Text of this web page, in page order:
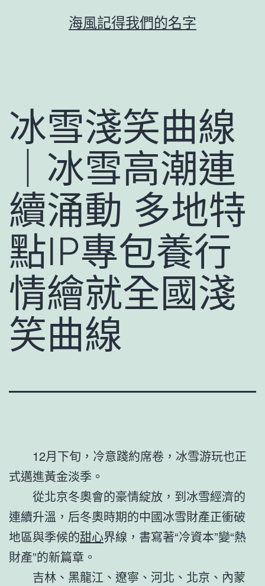
容
海風記得我們的名字
冰雪淺笑曲線
｜冰雪高潮連
續涌動 多地特
點IP專包養行
情繪就全國淺
笑曲線
12月下旬，冷意踐約席卷，冰雪游玩也正
式邁進黃金淡季。
從北京冬奧會的豪情綻放，到冰雪經濟的
連續升溫，后冬奧時期的中國冰雪財產正衝破
地區與季候的甜心界線，書寫著“冷資本”變“熱
財產”的新篇章。
吉林、黑龍江、遼寧、河北、北京、內蒙